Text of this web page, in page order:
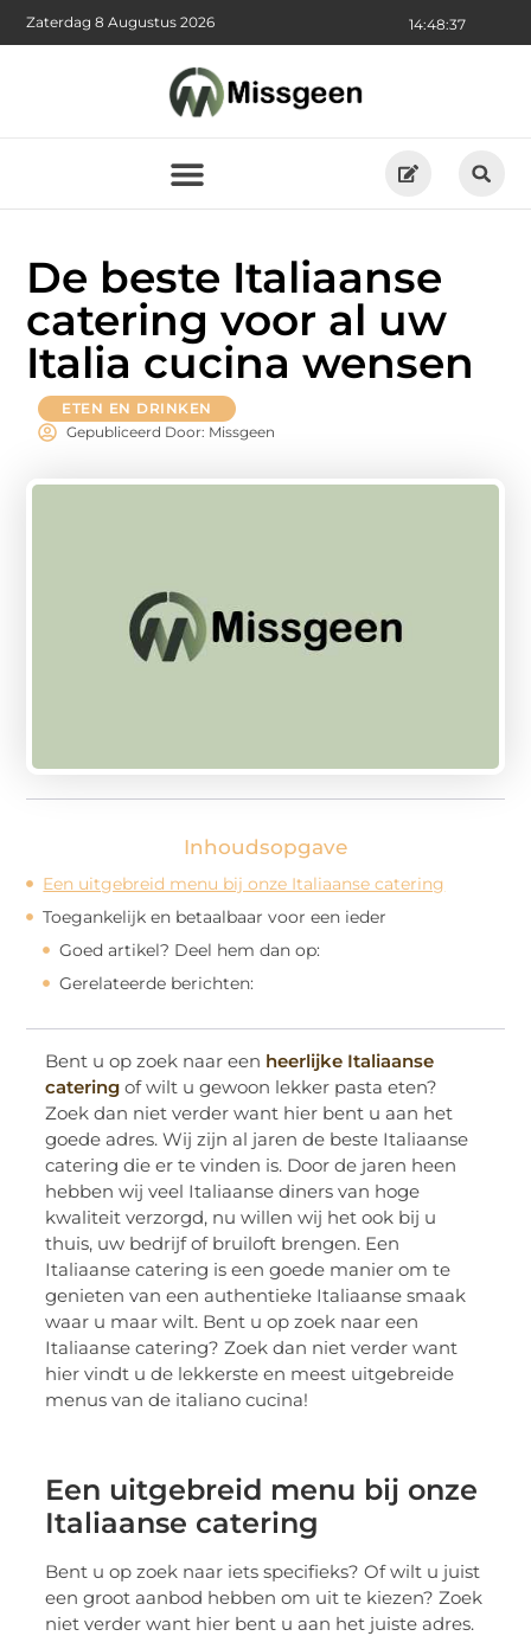
14:48:37
Zaterdag 8 Augustus 2026
De beste Italiaanse
catering voor al uw
Italia cucina wensen
ETEN EN DRINKEN
Gepubliceerd Door: Missgeen
Inhoudsopgave
Een uitgebreid menu bij onze Italiaanse catering
Toegankelijk en betaalbaar voor een ieder
Goed artikel? Deel hem dan op:
Gerelateerde berichten:
Bent u op zoek naar een heerlijke Italiaanse
catering of wilt u gewoon lekker pasta eten?
Zoek dan niet verder want hier bent u aan het
goede adres. Wij zijn al jaren de beste Italiaanse
catering die er te vinden is. Door de jaren heen
hebben wij veel Italiaanse diners van hoge
kwaliteit verzorgd, nu willen wij het ook bij u
thuis, uw bedrijf of bruiloft brengen. Een
Italiaanse catering is een goede manier om te
genieten van een authentieke Italiaanse smaak
waar u maar wilt. Bent u op zoek naar een
Italiaanse catering? Zoek dan niet verder want
hier vindt u de lekkerste en meest uitgebreide
menus van de italiano cucina!
Een uitgebreid menu bij onze
Italiaanse catering
Bent u op zoek naar iets specifieks? Of wilt u juist
een groot aanbod hebben om uit te kiezen? Zoek
niet verder want hier bent u aan het juiste adres.